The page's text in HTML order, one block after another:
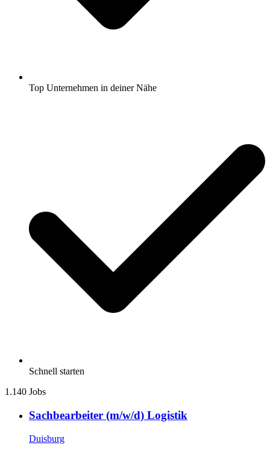
Top Unternehmen in deiner Nähe
Schnell starten
1.140 Jobs
Sachbearbeiter (m/w/d) Logistik
Duisburg